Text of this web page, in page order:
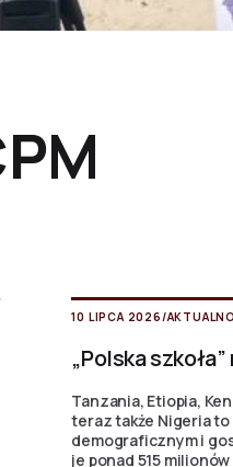
10 LIPCA 2026/
„Polska
Tanzania, Etiopia,
teraz także Nigeria
demograficznym i
je ponad 515